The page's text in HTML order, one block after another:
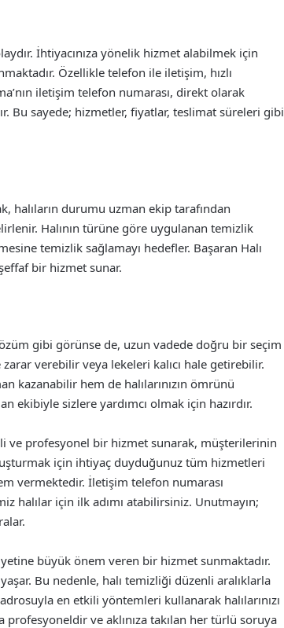
İhtiyacınıza yönelik hizmet alabilmek için
Özellikle telefon ile iletişim, hızlı
iletişim telefon numarası, direkt olarak
Bu sayede; hizmetler, fiyatlar, teslimat süreleri gibi
halıların durumu uzman ekip tarafından
Halının türüne göre uygulanan temizlik
temizlik sağlamayı hedefler. Başaran Halı
bir hizmet sunar.
gibi görünse de, uzun vadede doğru bir seçim
verebilir veya lekeleri kalıcı hale getirebilir.
kazanabilir hem de halılarınızın ömrünü
ekibiyle sizlere yardımcı olmak için hazırdır.
ve profesyonel bir hizmet sunarak, müşterilerinin
için ihtiyaç duyduğunuz tüm hizmetleri
vermektedir. İletişim telefon numarası
halılar için ilk adımı atabilirsiniz. Unutmayın;
büyük önem veren bir hizmet sunmaktadır.
Bu nedenle, halı temizliği düzenli aralıklarla
en etkili yöntemleri kullanarak halılarınızı
ve aklınıza takılan her türlü soruya